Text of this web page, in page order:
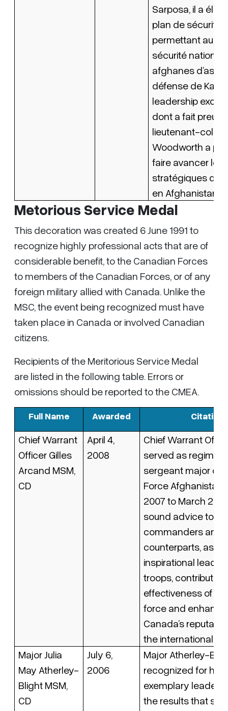
Sarposa, il a
plan de sécurité
permettant aux
sécurité
afghanes
défense de
leadership
dont a fait
lieutenant-
Woodworth a
faire avancer les
stratégiques du
en Afghanistan.
Metorious Service Medal
This decoration was created 6 June 1991 to
recognize highly professional acts that are of
considerable benefit, to the Canadian Forces
to members of the Canadian Forces, or of any
foreign military allied with Canada. Unlike the
MSC, the event being recognized must have
taken place in Canada or involved Canadian
citizens.
Recipients of the Meritorious Service Medal
are listed in the following table. Errors or
omissions should be reported to the CMEA.
Full Name Awarded Citation
Chief Warrant
Officer Gilles
Arcand MSM,
CD
April 4,
2008
Chief Warrant
served as
sergeant major of
Force Afghanistan,
2007 to March
sound advice to
commanders and
counterparts, as
inspirational
troops, contributed
effectiveness of
force and
Canada’s
the international
Major Julia
May Atherley-
Blight MSM,
CD
July 6,
2006
Major Atherley-
recognized for her
exemplary
the results that